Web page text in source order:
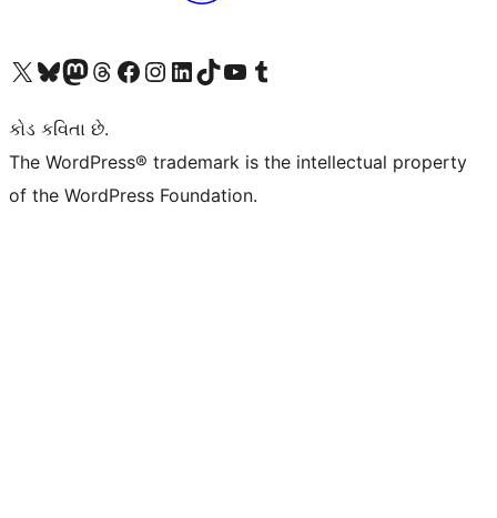
અમારા X (અગાઉ ટ્વિટર) એકાઉન્ટની મુલાકાત લોઅમારા Bluesky એકાઉન્ટની મુલાકાત લોઅમારા માસ્ટોડોન એકાઉન્ટની મુલાકાત લોઅમારા Threads એકાઉન્ટની મુલાકાત લો અમારા ફેસબુક પેજની મુલાકાત લોઅમારા ઇન્સ્ટાગ્રામ એકાઉન્ટની મુલાકાત લો અમારા LinkedIn એકાઉન્ટની મુલાકાત લોઅમારા TikTok એકાઉન્ટની મુલાકાત લોઅમારી YouTube ચેનલની મુલાકાત લો અમારા Tumblr એકાઉન્ટની મુલાકાત લો
કોડ કવિતા છે.
The WordPress® trademark is the intellectual property
of the WordPress Foundation.